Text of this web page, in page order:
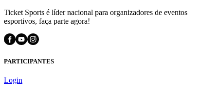
Ticket Sports é líder nacional para organizadores de eventos
esportivos, faça parte agora!
PARTICIPANTES
Login